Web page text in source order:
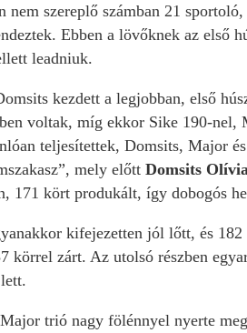
nem szereplő számban 21
Ebben a lövőknek az első
leadniuk.
kezdett a legjobban, első
voltak, míg ekkor Sike 190-nel,
teljesítettek, Domsits, Major
mely előtt Domsits Olívia
171 kört produkált, így dobogós
kifejezetten jól lőtt, és
körrel zárt. Az utolsó részben
trió nagy fölénnyel nyerte